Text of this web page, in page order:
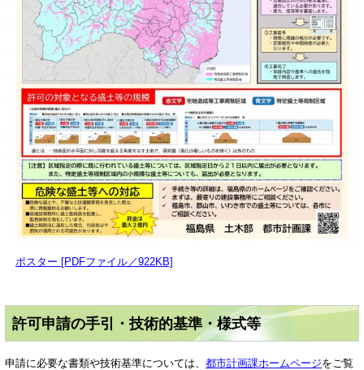
ポスター [PDFファイル／922KB]
許可申請の手引・技術的基準・様式等
申請に必要な書類や技術基準については、 都市計画課ホームページをご覧